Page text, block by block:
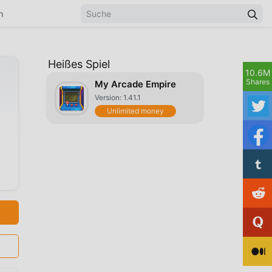
Heißes Spiel
My Arcade Empire
Version: 1.41.1
Unlimited money
10.6M
Shares